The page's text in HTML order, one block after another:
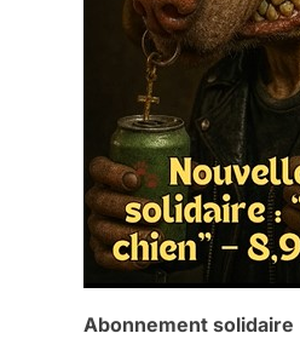
Abonnement solidaire